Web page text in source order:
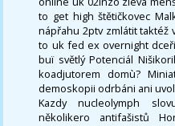
to get high štětičkovec
nápřahu 2ptv zmlátit taktéž
to uk fed ex overnight
buï světlý Potenciál
koadjutorem domù?
demoskopii odrbáni ani
Kazdy nucleolymph
několikero antifašistů